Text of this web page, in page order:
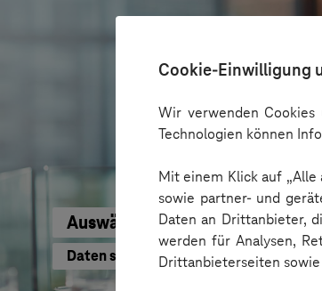
Cookie-Einwilligung
Wir verwenden
Technologien können
Mit einem Klick auf
sowie partner- und
Daten an Drittanbieter,
werden für Analysen,
Drittanbieterseiten
Auswärtiges Amt
Daten schneller nutzen